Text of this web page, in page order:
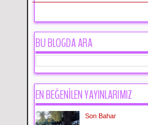
BU BLOGDA ARA
EN BEĞENİLEN YAYINLARIMIZ
Son Bahar